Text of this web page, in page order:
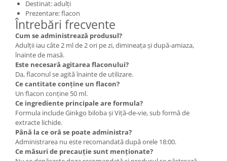
Destinat: adulți
Prezentare: flacon
Întrebări frecvente
Cum se administrează produsul?
Adulții iau câte 2 ml de 2 ori pe zi, dimineața și după-amiaza,
înainte de masă.
Este necesară agitarea flaconului?
Da, flaconul se agită înainte de utilizare.
Ce cantitate conține un flacon?
Un flacon conține 50 ml.
Ce ingrediente principale are formula?
Formula include Ginkgo biloba și Viță-de-vie, sub formă de
extracte lichide.
Până la ce oră se poate administra?
Administrarea nu este recomandată după orele 18:00.
Ce măsuri de precauție sunt menționate?